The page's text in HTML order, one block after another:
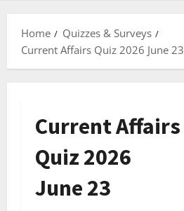
Home
Quizzes & Surveys
Current Affairs Quiz 2026 June 23
Current Affairs
Quiz 2026
June 23